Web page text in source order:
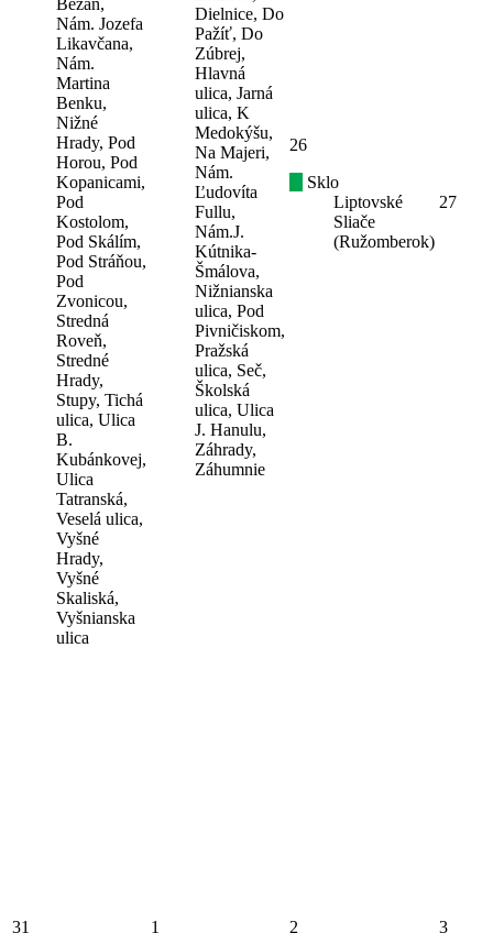
Bežan,
Nám. Jozefa
Likavčana,
Nám.
Martina
Benku,
Nižné
Hrady, Pod
Horou, Pod
Kopanicami,
Pod
Kostolom,
Pod Skálím,
Pod Stráňou,
Pod
Zvonicou,
Stredná
Roveň,
Stredné
Hrady,
Stupy, Tichá
ulica, Ulica
B.
Kubánkovej,
Ulica
Tatranská,
Veselá ulica,
Vyšné
Hrady,
Vyšné
Skaliská,
Vyšnianska
ulica
Dielnice, Do
Pažíť, Do
Zúbrej,
Hlavná
ulica, Jarná
ulica, K
Medokýšu,
Na Majeri,
Nám.
Ľudovíta
Fullu,
Nám.J.
Kútnika-
Šmálova,
Nižnianska
ulica, Pod
Pivničiskom,
Pražská
ulica, Seč,
Školská
ulica, Ulica
J. Hanulu,
Záhrady,
Záhumnie
26
Sklo
Liptovské
Sliače
(Ružomberok)
27
31 1 2 3